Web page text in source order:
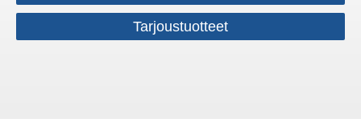
Tarjoustuotteet